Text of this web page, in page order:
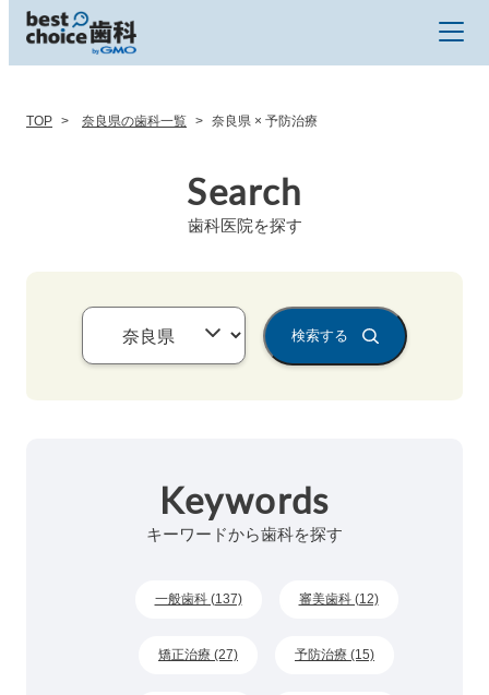
TOP 奈良県の歯科一覧 奈良県 × 予防治療
Search
歯科医院を探す
検索する
Keywords
キーワードから歯科を探す
一般歯科 (137) 審美歯科 (12)
矯正治療 (27) 予防治療 (15)